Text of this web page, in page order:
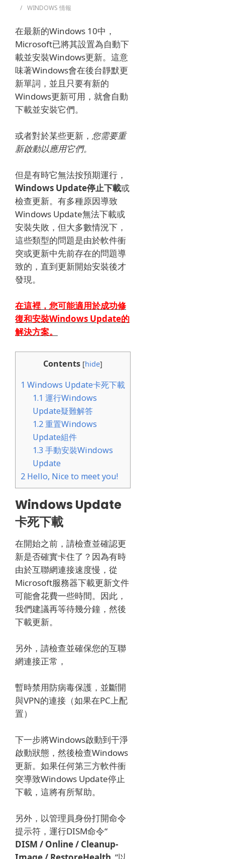
WINDOWS 情報
在最新的Windows 10中，
Microsoft已將其設置為自動下
載並安裝Windows更新。 這意
味著Windows會在後台靜默更
新單詞，並且只要有新的
Windows更新可用，就會自動
下載並安裝它們。
或者對於某些更新， 您需要重
新啟動以應用它們。
但是有時它無法按預期運行，
Windows Update停止下載或
檢查更新。 有多種原因導致
Windows Update無法下載或
安裝失敗，但大多數情況下，
這些類型的問題是由於軟件衝
突或更新中先前存在的問題導
致的，直到更新開始安裝後才
發現。
在這裡，您可能適用於成功修
復和安裝Windows Update的
解決方案。
Contents [hide]
1 Windows Update卡死下載
1.1 運行Windows
Update疑難解答
1.2重置Windows
Update組件
1.3 手動安裝Windows
Update
2 Hello, Nice to meet you!
Windows Update
卡死下載
在開始之前，請檢查並確認更
新是否確實卡住了？ 因為有時
由於互聯網連接速度慢，從
Microsoft服務器下載更新文件
可能會花費一些時間。 因此，
我們建議再等待幾分鐘，然後
下載更新。
另外，請檢查並確保您的互聯
網連接正常，
暫時禁用防病毒保護，並斷開
與VPN的連接（如果在PC上配
置）
下一步將Windows啟動到干淨
啟動狀態，然後檢查Windows
更新。 如果任何第三方軟件衝
突導致Windows Update停止
下載，這將有所幫助。
另外，以管理員身份打開命令
提示符，運行DISM命令“
DISM / Online / Cleanup-